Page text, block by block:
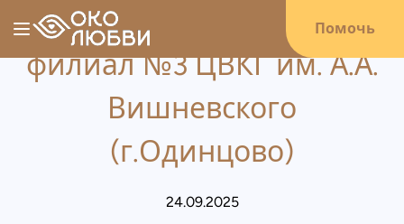
Помочь
Гуманитарная помощь в
филиал №3 ЦВКГ им. А.А.
Вишневского
(г.Одинцово)
24.09.2025